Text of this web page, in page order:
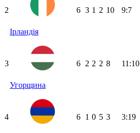
2
Ірландія
6 3 1 2 10 9:7
3
Угорщина
6 2 2 2 8 11:10
4 6 1 0 5 3 3:19